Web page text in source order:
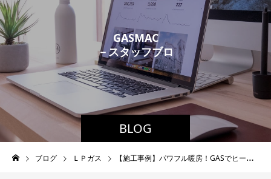
BLOG
GASMAC
ス タッフブログ－
ブログ ＬＰガス 【施工事例】パワフル暖房！GASでヒートショック対策